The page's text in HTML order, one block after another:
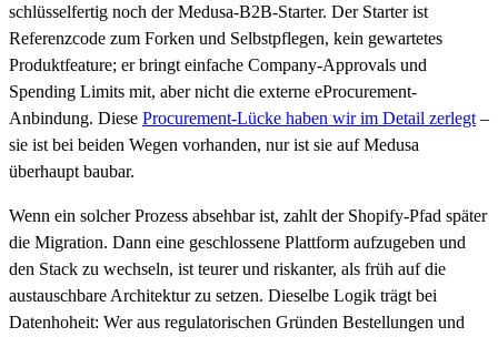
schlüsselfertig noch der Medusa-B2B-Starter. Der Starter ist
Referenzcode zum Forken und Selbstpflegen, kein gewartetes
Produktfeature; er bringt einfache Company-Approvals und
Spending Limits mit, aber nicht die externe eProcurement-
Anbindung. Diese Procurement-Lücke haben wir im Detail zerlegt –
sie ist bei beiden Wegen vorhanden, nur ist sie auf Medusa
überhaupt baubar.
Wenn ein solcher Prozess absehbar ist, zahlt der Shopify-Pfad später
die Migration. Dann eine geschlossene Plattform aufzugeben und
den Stack zu wechseln, ist teurer und riskanter, als früh auf die
austauschbare Architektur zu setzen. Dieselbe Logik trägt bei
Datenhoheit: Wer aus regulatorischen Gründen Bestellungen und